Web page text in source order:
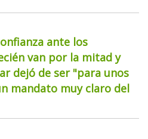
ante los
van por la mitad y
dejó de ser "para unos
mandato muy claro del